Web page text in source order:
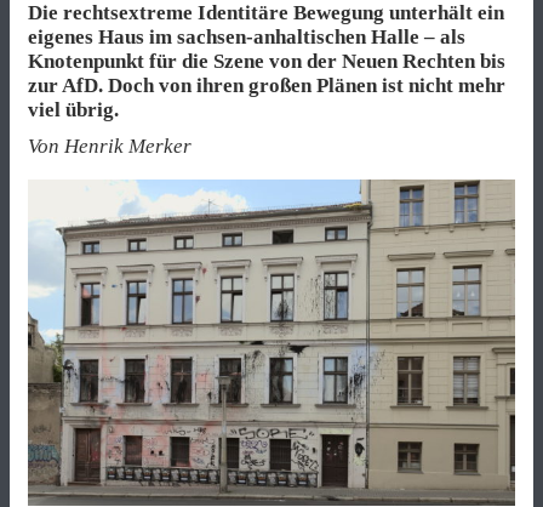
Die rechtsextreme Identitäre Bewegung unterhält ein
eigenes Haus im sachsen-anhaltischen Halle – als
Knotenpunkt für die Szene von der Neuen Rechten bis
zur AfD. Doch von ihren großen Plänen ist nicht mehr
viel übrig.
Von Henrik Merker